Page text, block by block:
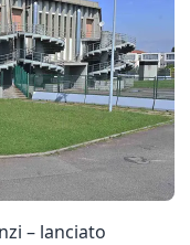
– lanciato